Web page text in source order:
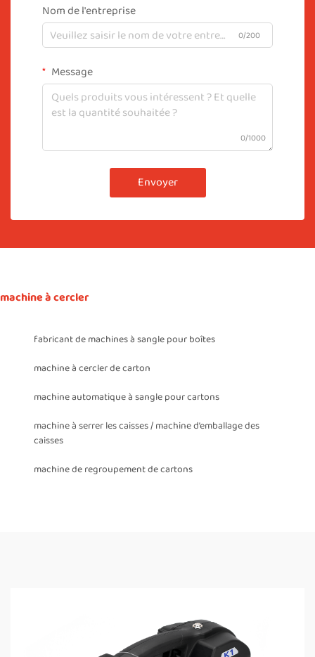
Nom de l'entreprise
0/200
Message
0/1000
Envoyer
machine à cercler
fabricant de machines à sangle pour boîtes
machine à cercler de carton
machine automatique à sangle pour cartons
machine à serrer les caisses / machine d’emballage des
caisses
machine de regroupement de cartons